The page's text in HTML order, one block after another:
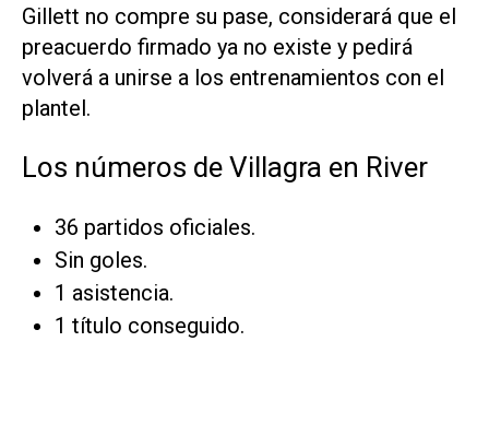
Gillett no compre su pase, considerará que el
preacuerdo firmado ya no existe y pedirá
volverá a unirse a los entrenamientos con el
plantel.
Los números de Villagra en River
36 partidos oficiales.
Sin goles.
1 asistencia.
1 título conseguido.